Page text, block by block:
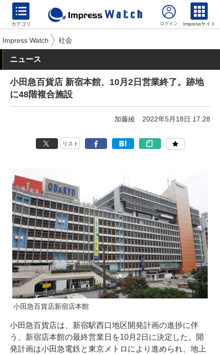
カテゴリ Impressサイト
Impress Watch 社会
ニュース
小田急百貨店 新宿本館、10月2日営業終了。跡地
に48階複合施設
加藤綾 2022年5月18日 17:28
リスト
小田急百貨店新宿店本館
小田急百貨店は、新宿駅西口地区開発計画の進捗に伴
う、新宿店本館の最終営業日を10月2日に決定した。開
発計画は小田急電鉄と東京メトロにより進められ、地上